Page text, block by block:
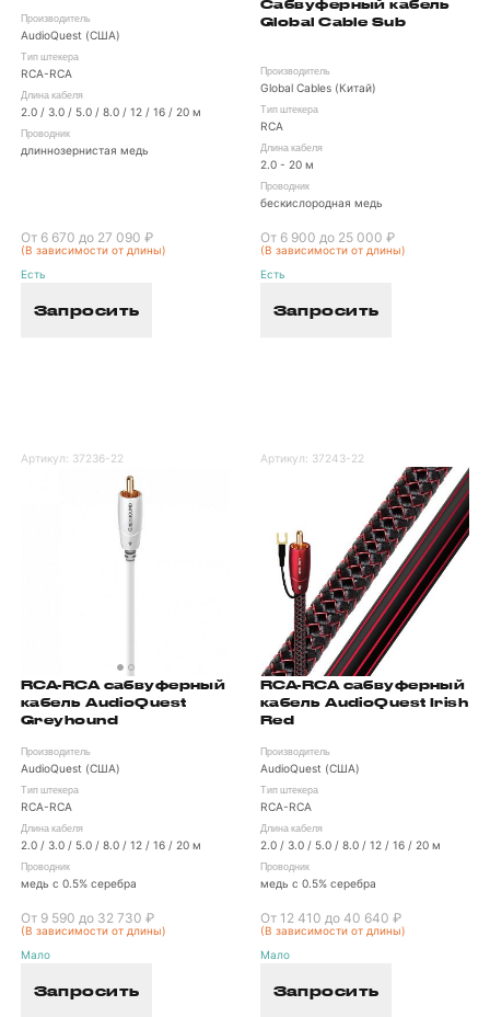
Производитель
AudioQuest (США)
Тип штекера
RCA-RCA
Длина кабеля
2.0 / 3.0 / 5.0 / 8.0 / 12 / 16 / 20 м
Проводник
длиннозернистая медь
От 6 670 до 27 090 ₽
(В зависимости от длины)
Есть
Запросить
Сабвуферный кабель
Global Cable Sub
Производитель
Global Cables (Китай)
Тип штекера
RCA
Длина кабеля
2.0 - 20 м
Проводник
бескислородная медь
От 6 900 до 25 000 ₽
(В зависимости от длины)
Есть
Запросить
Артикул: 37236-22
RCA-RCA сабвуферный
кабель AudioQuest
Greyhound
Производитель
AudioQuest (США)
Тип штекера
RCA-RCA
Длина кабеля
2.0 / 3.0 / 5.0 / 8.0 / 12 / 16 / 20 м
Проводник
медь с 0.5% серебра
От 9 590 до 32 730 ₽
(В зависимости от длины)
Мало
Запросить
Артикул: 37243-22
RCA-RCA сабвуферный
кабель AudioQuest Irish
Red
Производитель
AudioQuest (США)
Тип штекера
RCA-RCA
Длина кабеля
2.0 / 3.0 / 5.0 / 8.0 / 12 / 16 / 20 м
Проводник
медь с 0.5% серебра
От 12 410 до 40 640 ₽
(В зависимости от длины)
Мало
Запросить